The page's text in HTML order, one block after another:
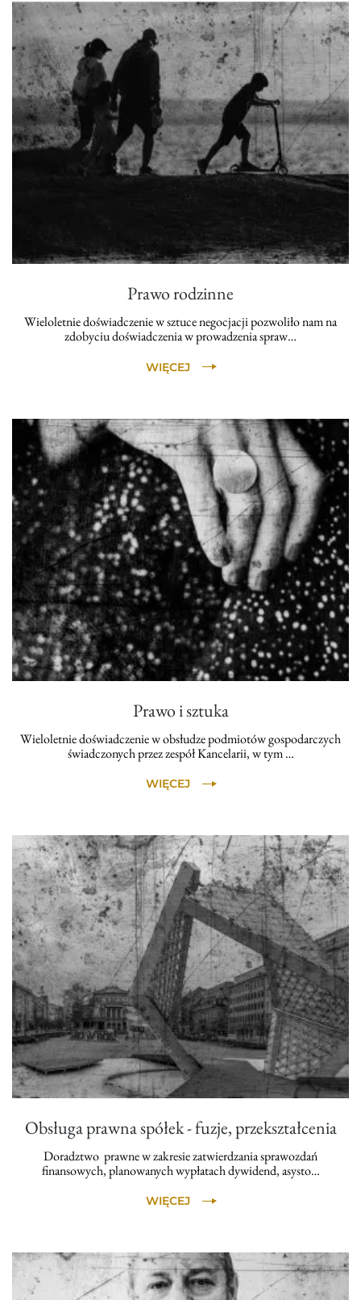
Prawo rodzinne
Wieloletnie doświadczenie w sztuce negocjacji pozwoliło nam na
zdobyciu doświadczenia w prowadzenia spraw…
WIĘCEJ
Prawo i sztuka
Wieloletnie doświadczenie w obsłudze podmiotów gospodarczych
świadczonych przez zespół Kancelarii, w tym …
WIĘCEJ
Obsługa prawna spółek - fuzje, przekształcenia
Doradztwo prawne w zakresie zatwierdzania sprawozdań
finansowych, planowanych wypłatach dywidend, asysto…
WIĘCEJ